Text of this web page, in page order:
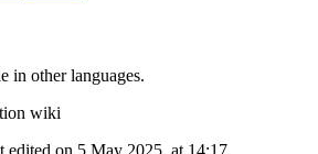
in other languages.
wiki
edited on 5 May 2025, at 14:17.